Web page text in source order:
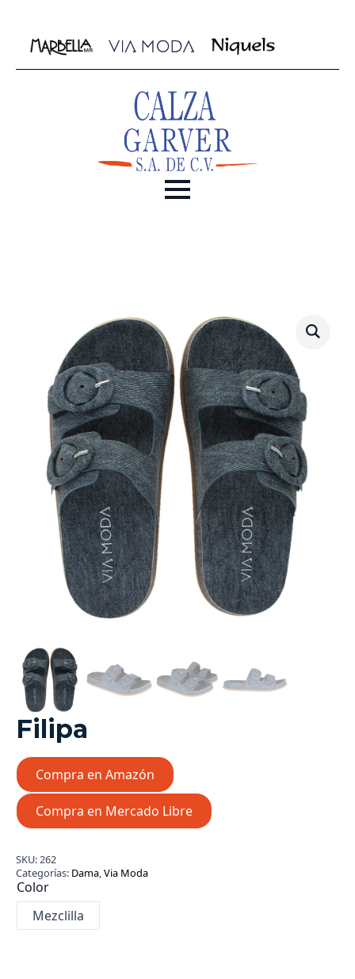
Filipa
Compra en Amazón
Compra en Mercado Libre
SKU: 262
Categorías: Dama Via Moda
Color
Mezclilla